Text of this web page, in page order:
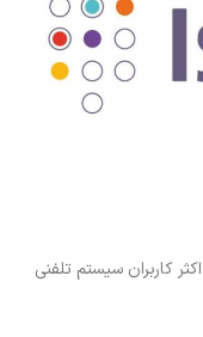
کاربران سیستم تلفنی